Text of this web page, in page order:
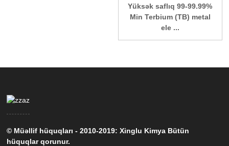
Yüksək saflıq 99-99.99%
Min Terbium (TB) metal
ele ...
© Müəllif hüquqları - 2010-2019: Xinglu Kimya Bütün
hüquqlar qorunur.